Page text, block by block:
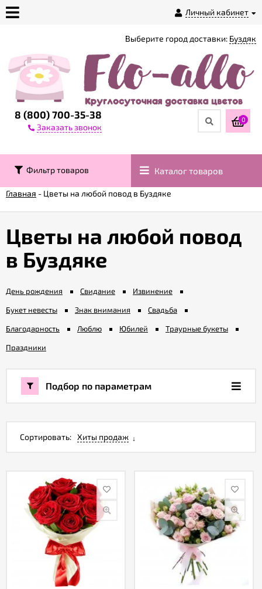
Личный кабинет
магазине
Доставка
Контакты
Гарантии
Акции
Как
заказ
Вопрос-
Публичная
Политика
конфиденциальности
Отзывы
8 (800) 700-35-38
Заказать звонок
Выберите город доставки: Буздяк
0
Фильтр товаров Каталог товаров
Главная - Цветы на любой повод в Буздяке
Цветы на любой повод
в Буздяке
День рождения Свидание
Извинение
Букет невесты
Знак внимания
Свадьба
Благодарность
Люблю Юбилей
Траурные букеты
Праздники
Подбор по параметрам
Сортировать: Хиты продаж